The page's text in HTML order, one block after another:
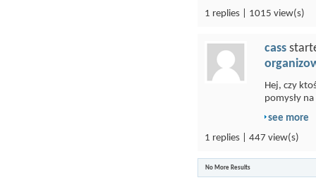
1 replies | 1015 view(s)
cass
Hej, czy
pomysły
see more
1 replies | 447 view(s)
No More Results